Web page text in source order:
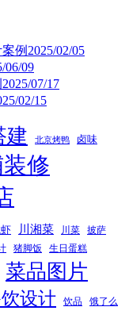
例2025/02/05
06/09
07/17
02/15
建 北京烤鸭 卤味
修
川湘菜 川菜
披萨
猪脚饭 生日蛋糕
菜品图片
设计 饮品 饿了么